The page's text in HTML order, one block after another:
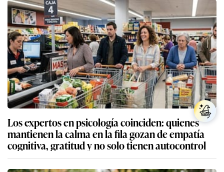
Los expertos en psicología coinciden: quienes
mantienen la calma en la fila gozan de empatía
cognitiva, gratitud y no solo tienen autocontrol